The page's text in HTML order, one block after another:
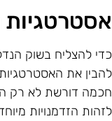
להצליח בשוק
את
דורשת לא רק
הזדמנויות